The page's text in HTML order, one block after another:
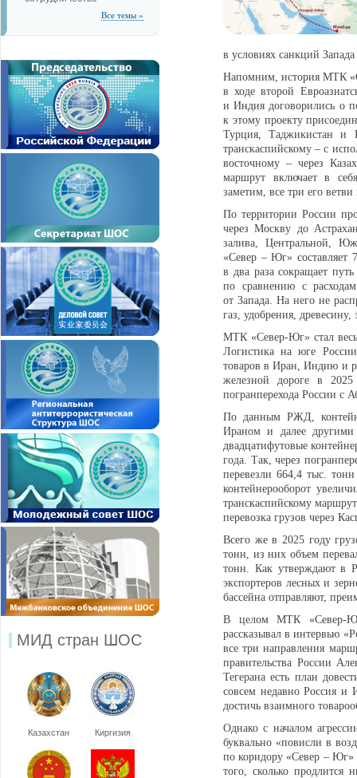
Все темы »
МИД стран ШОС
Казахстан Киргизия
в условиях санкций Запада
Напомним, история МТК
в ходе второй
и Индия договорились о
к этому проекту
Турция, Таджикистан
транскаспийскому – с
восточному – через
маршрут включает в
заметим, все три его
По территории России
через Москву до
залива, Центральной,
«Север – Юг»
в два раза сокращает
по сравнению с
от Запада. На него не
газ, удобрения,
МТК «Север-Юг» стал
Логистика на юге
товаров в Иран, Индию и
железной дороге в
погранперехода России с
По данным РЖД,
Ираном и далее
двадцатифутовые
года. Так, через
перевезли 664,4 тыс.
контейнерооборот
транскаспийскому
перевозка грузов через
Всего же в 2025 году
тонн, из них объем
тонн. Как утверждают в
экспортеров лесных и
бассейна отправляют,
В целом МТК «Север-
рассказывал в интервью
все три направления
правительства России
Тегерана есть план
совсем недавно Россия и
достичь взаимного
Однако с началом
буквально «повисли в
по коридору «Север – Юг»
того, сколько